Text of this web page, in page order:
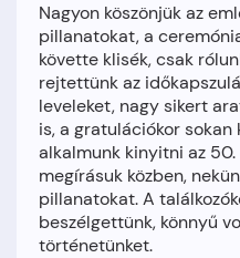
Nagyon köszönjük az
pillanatokat, a
követte klisék, csak
rejtettünk az
leveleket, nagy sikert
is, a gratulációkor
alkalmunk kinyitni az
megírásuk közben,
pillanatokat. A
beszélgettünk, könnyű
történetünket.